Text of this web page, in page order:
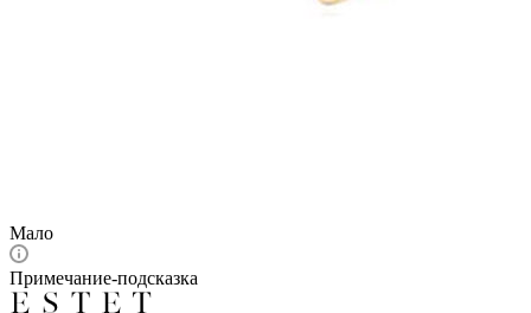
Мало
Примечание-подсказка